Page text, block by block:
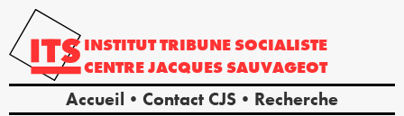
INSTITUTTRIBUNE SOCIALISTE
CENTREJACQUES SAUVAGEOT
Accueil Contact CJS Recherche